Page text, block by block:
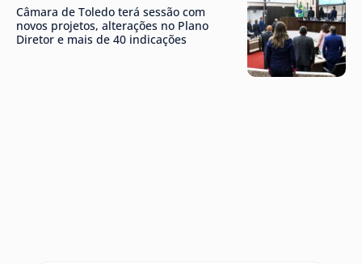
Câmara de Toledo terá sessão com
novos projetos, alterações no Plano
Diretor e mais de 40 indicações